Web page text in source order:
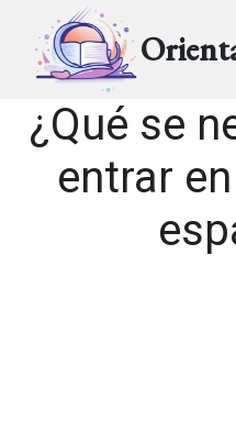
¿Qué se
entrar